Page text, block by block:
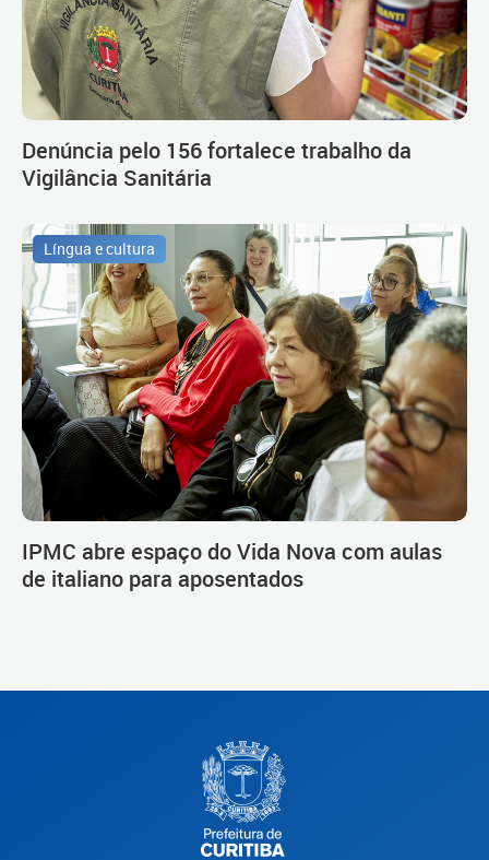
Denúncia pelo 156 fortalece trabalho da
Vigilância Sanitária
Língua e cultura
IPMC abre espaço do Vida Nova com aulas
de italiano para aposentados